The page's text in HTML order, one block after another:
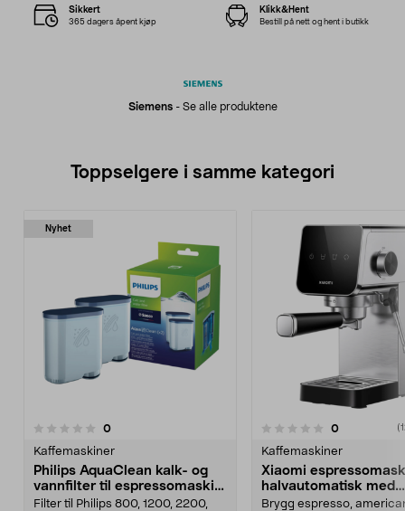
Siemens- Se alle produktene
Sikkert
365 dagers åpent kjøp
Klikk&Hent
Bestill på nett og hent i butikk
Toppselgere i samme kategori
Nyhet
0anmeldelser
Kaffemaskiner
Philips AquaClean kalk- og
vannfilter til espressomaskin,
2-pakning, CA6903/01
Filter til Philips 800, 1200, 2200,
0.0 av 5 stjerner 0anmeldelser
Kaffemaskiner
Xiaomi
halvautomatisk med
melkeskummer
Brygg espresso,
4.5 av 5 stjerner